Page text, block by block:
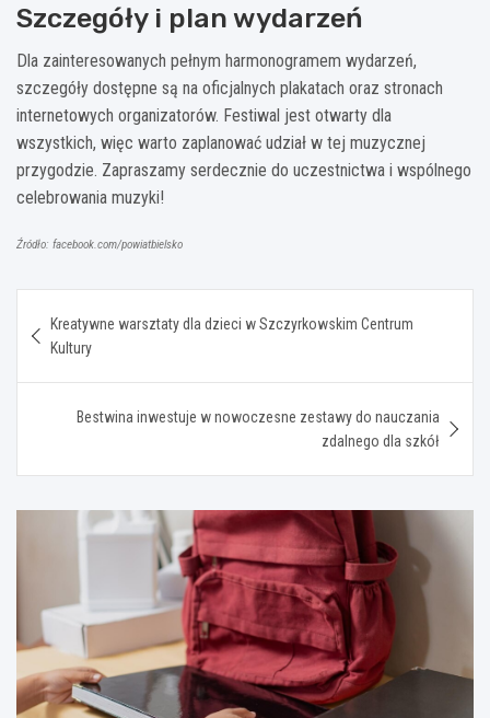
Szczegóły i plan wydarzeń
Dla zainteresowanych pełnym harmonogramem wydarzeń,
szczegóły dostępne są na oficjalnych plakatach oraz stronach
internetowych organizatorów. Festiwal jest otwarty dla
wszystkich, więc warto zaplanować udział w tej muzycznej
przygodzie. Zapraszamy serdecznie do uczestnictwa i wspólnego
celebrowania muzyki!
Źródło: facebook.com/powiatbielsko
wpisu
Kreatywne warsztaty dla dzieci w Szczyrkowskim Centrum
Kultury
Bestwina inwestuje w nowoczesne zestawy do nauczania
zdalnego dla szkół